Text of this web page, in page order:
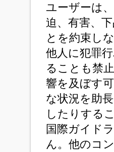
ユーザーは
迫、有害、
とを約束し
他人に犯罪
ることも禁
響を及ぼす
な状況を助
したりする
国際ガイド
ん。他のコ